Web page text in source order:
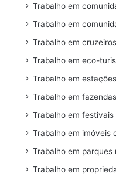
Trabalho em
Trabalho em
Trabalho em
Trabalho em eco-
Trabalho em
Trabalho em
Trabalho em
Trabalho em imóveis
Trabalho em parques
Trabalho em